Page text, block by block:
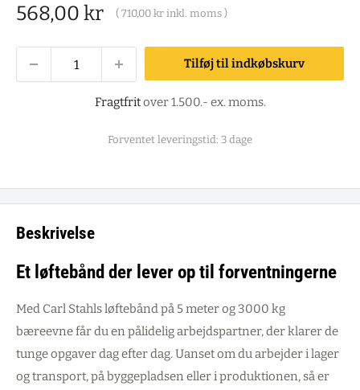
Salgspris
568,00 kr ( 710,00 kr inkl. moms )
Tilføj til indkøbskurv
Fragtfritover 1.500.- ex. moms.
Forventet leveringstid: 3 dage
Beskrivelse
Et løftebånd der lever op til forventningerne
Med Carl Stahls løftebånd på 5 meter og 3000 kg
bæreevne får du en pålidelig arbejdspartner, der klarer de
tunge opgaver dag efter dag. Uanset om du arbejder i lager
og transport, på byggepladsen eller i produktionen, så er